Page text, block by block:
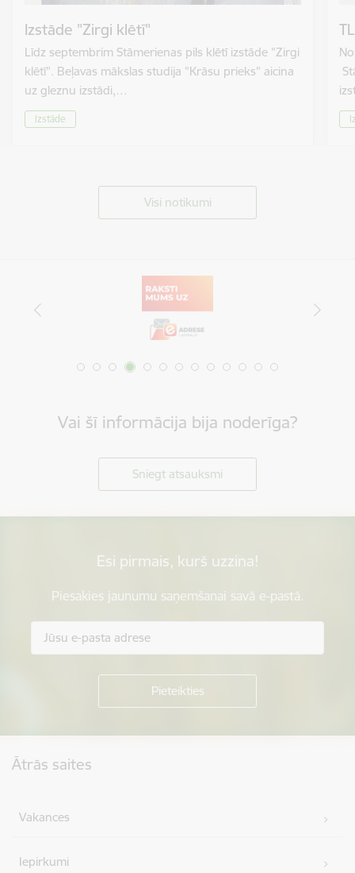
Izstāde "Zirgi klētī"
Līdz septembrim Stāmerienas pils klētī izstāde "Zirgi
klētī". Beļavas mākslas studija "Krāsu prieks" aicina
uz gleznu izstādi,…
Izstāde
Visi notikumi
Vai šī informācija bija noderīga?
Sniegt atsauksmi
Esi pirmais, kurš uzzina!
Piesakies jaunumu saņemšanai savā e-pastā.
Ātrās saites
Vakances
Iepirkumi